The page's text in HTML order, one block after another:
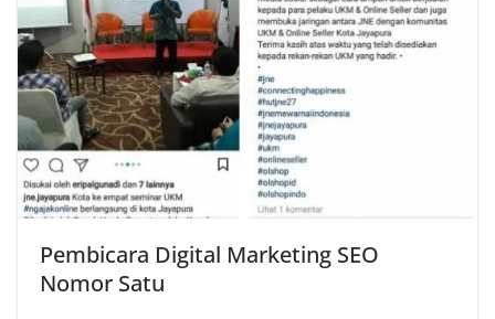
Pembicara Digital Marketing SEO
Nomor Satu